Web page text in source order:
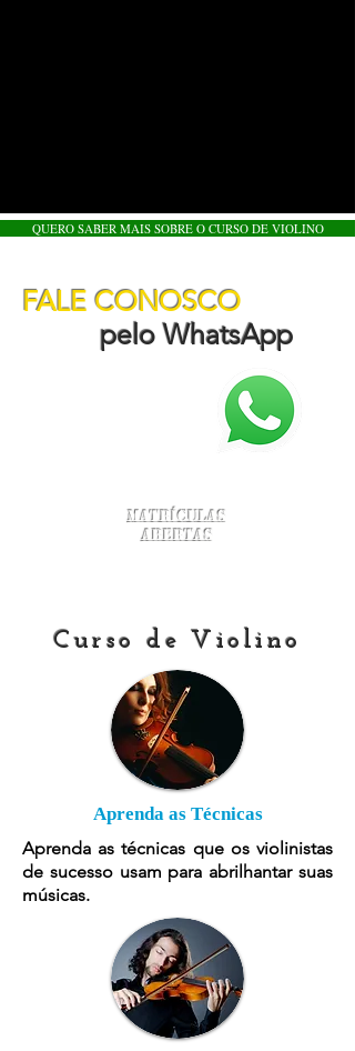
QUERO SABER MAIS SOBRE O CURSO DE VIOLINO
FALE CONOSCO
pelo WhatsApp
Matrículas
Abertas
Curso de Violino
Aprenda as Técnicas
Aprenda as técnicas que os violinistas
de sucesso usam para abrilhantar suas
músicas.